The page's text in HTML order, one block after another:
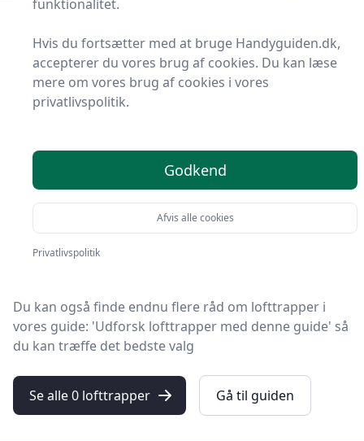
Lofttrappe
Bedste lofttrapper og
tilbud - top 0
Du er landet på HandyGuiden, hvor du finder de
bedste lofttrapper. Vi har udvalgt 0 produkter til dig!
Uanset om du prioriterer høj kvalitet uanset prisen,
om du leder efter en lofttrappe med fri fragt, eller du
Du kan også finde endnu flere råd om lofttrapper i
vores guide: 'Udforsk lofttrapper med denne guide' så
du kan træffe det bedste valg
Se alle 0 lofttrapper Gå til guiden
funktionalitet.
Hvis du fortsætter med at bruge Handyguiden.dk,
accepterer du vores brug af cookies. Du kan læse
mere om vores brug af cookies i vores
privatlivspolitik.
Godkend
Afvis alle cookies
Privatlivspolitik